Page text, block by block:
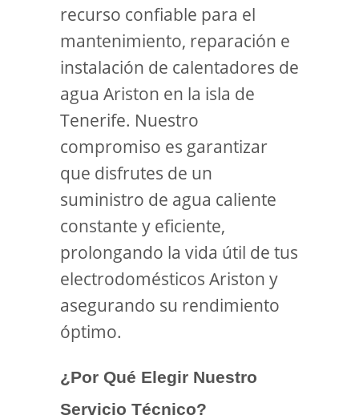
recurso confiable para el
mantenimiento, reparación e
instalación de calentadores de
agua Ariston en la isla de
Tenerife. Nuestro
compromiso es garantizar
que disfrutes de un
suministro de agua caliente
constante y eficiente,
prolongando la vida útil de tus
electrodomésticos Ariston y
asegurando su rendimiento
óptimo.
¿Por Qué Elegir Nuestro
Servicio Técnico?